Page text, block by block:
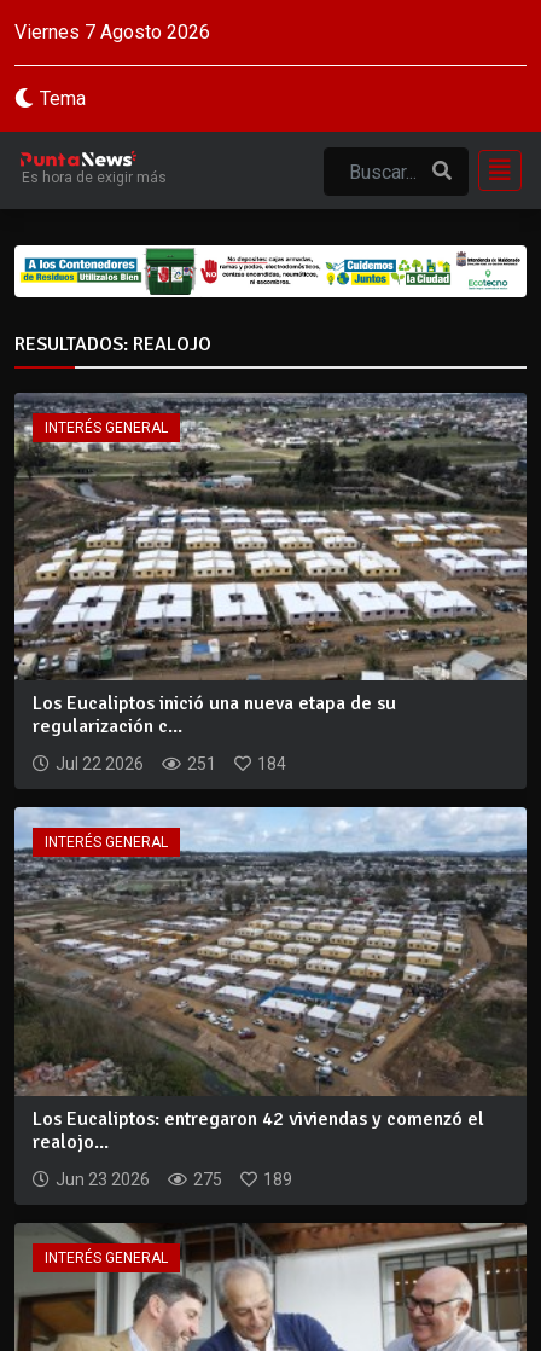
Viernes 7 Agosto 2026
Tema
Es hora de exigir más
RESULTADOS: REALOJO
INTERÉS GENERAL
Los Eucaliptos inició una nueva etapa de su
regularización c...
Jul 22 2026 251 184
INTERÉS GENERAL
Los Eucaliptos: entregaron 42 viviendas y comenzó el
realojo...
Jun 23 2026 275 189
INTERÉS GENERAL